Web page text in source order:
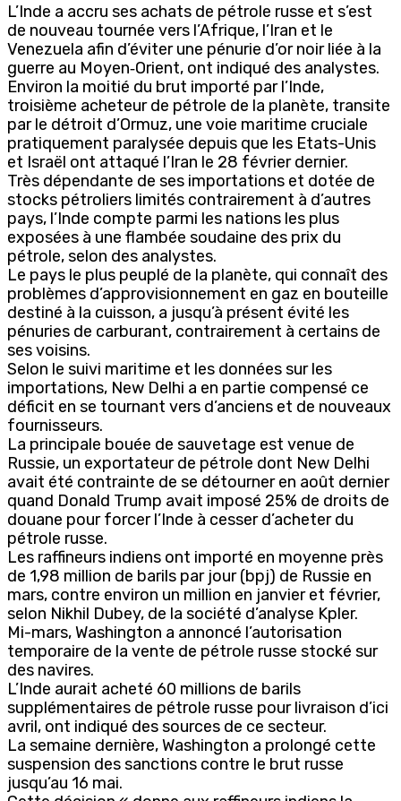
L’Inde a accru ses achats de pétrole russe et s’est
de nouveau tournée vers l’Afrique, l’Iran et le
Venezuela afin d’éviter une pénurie d’or noir liée à la
guerre au Moyen‑Orient, ont indiqué des analystes.
Environ la moitié du brut importé par l’Inde,
troisième acheteur de pétrole de la planète, transite
par le détroit d’Ormuz, une voie maritime cruciale
pratiquement paralysée depuis que les Etats-Unis
et Israël ont attaqué l’Iran le 28 février dernier.
Très dépendante de ses importations et dotée de
stocks pétroliers limités contrairement à d’autres
pays, l’Inde compte parmi les nations les plus
exposées à une flambée soudaine des prix du
pétrole, selon des analystes.
Le pays le plus peuplé de la planète, qui connaît des
problèmes d’approvisionnement en gaz en bouteille
destiné à la cuisson, a jusqu’à présent évité les
pénuries de carburant, contrairement à certains de
ses voisins.
Selon le suivi maritime et les données sur les
importations, New Delhi a en partie compensé ce
déficit en se tournant vers d’anciens et de nouveaux
fournisseurs.
La principale bouée de sauvetage est venue de
Russie, un exportateur de pétrole dont New Delhi
avait été contrainte de se détourner en août dernier
quand Donald Trump avait imposé 25% de droits de
douane pour forcer l’Inde à cesser d’acheter du
pétrole russe.
Les raffineurs indiens ont importé en moyenne près
de 1,98 million de barils par jour (bpj) de Russie en
mars, contre environ un million en janvier et février,
selon Nikhil Dubey, de la société d’analyse Kpler.
Mi-mars, Washington a annoncé l’autorisation
temporaire de la vente de pétrole russe stocké sur
des navires.
L’Inde aurait acheté 60 millions de barils
supplémentaires de pétrole russe pour livraison d’ici
avril, ont indiqué des sources de ce secteur.
La semaine dernière, Washington a prolongé cette
suspension des sanctions contre le brut russe
jusqu’au 16 mai.